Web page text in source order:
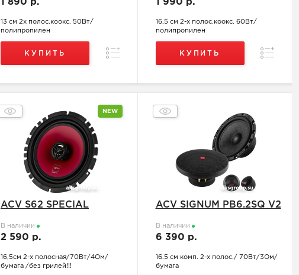
1 890 р.
13 см 2х полос.коокс. 50Вт/
полипропилен
КУПИТЬ Сравнение
1 990 р.
16,5 см 2-х полос.коокс. 60Вт/
полипропилен
КУПИТЬ
NEW
ACV S62 SPECIAL
В наличии
2 590 р.
16,5см 2-х полосная/70Вт/4Ом/
бумага /без грилей!!!
ACV SIGNUM PB6.2SQ V2
В наличии
6 390 р.
16.5 см комп. 2-х полос./ 70Вт/3Ом/
бумага